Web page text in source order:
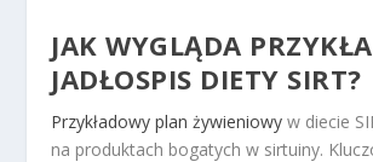
JAK WYGLĄDA
JADŁOSPIS DIETY SIRT?
Przykładowy plan żywieniowy w diecie
na produktach bogatych w sirtuiny.